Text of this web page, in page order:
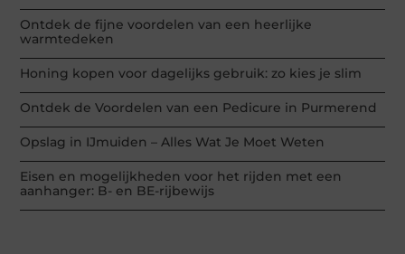
Ontdek de fijne voordelen van een heerlijke
warmtedeken
Honing kopen voor dagelijks gebruik: zo kies je slim
Ontdek de Voordelen van een Pedicure in Purmerend
Opslag in IJmuiden – Alles Wat Je Moet Weten
Eisen en mogelijkheden voor het rijden met een
aanhanger: B- en BE-rijbewijs